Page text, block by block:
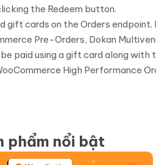
the Redeem button.
gift cards on the Orders endpoint.
Pre-Orders, Dokan
paid using a gift card along with
High Performance
phẩm nổi bật